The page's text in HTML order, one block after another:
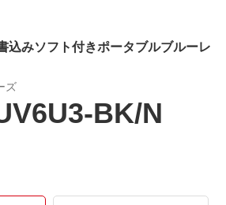
込みソフト付きポータブルブルーレ
ズ
BK/N